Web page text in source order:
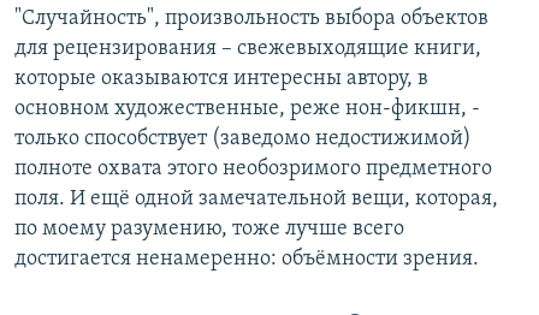
"Случайность", произвольность выбора объектов
для рецензирования – свежевыходящие книги,
которые оказываются интересны автору, в
основном художественные, реже нон-фикшн, -
только способствует (заведомо недостижимой)
полноте охвата этого необозримого предметного
поля. И ещё одной замечательной вещи, которая,
по моему разумению, тоже лучше всего
достигается ненамеренно: объёмности зрения.